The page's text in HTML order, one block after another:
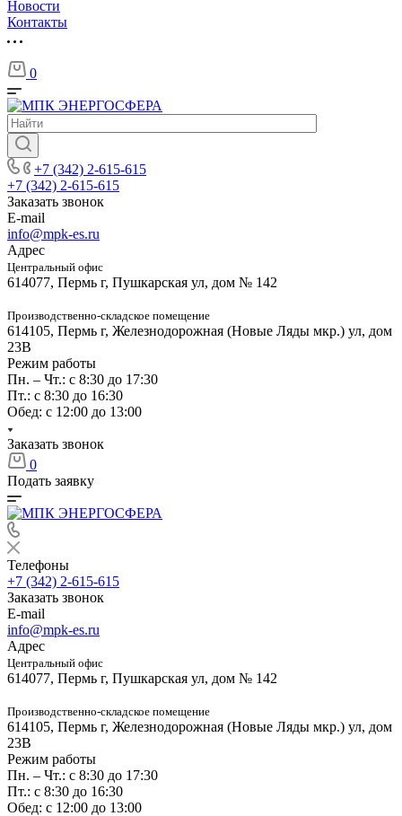
Новости
Контакты
0
+7 (342) 2-615-615
+7 (342) 2-615-615
Заказать звонок
E-mail
info@mpk-es.ru
Адрес
Центральный офис
614077, Пермь г, Пушкарская ул, дом № 142
Производственно-складское помещение
614105, Пермь г, Железнодорожная (Новые Ляды мкр.) ул, дом
23В
Режим работы
Пн. – Чт.: с 8:30 до 17:30
Пт.: с 8:30 до 16:30
Обед: с 12:00 до 13:00
Заказать звонок
0
Подать заявку
Телефоны
+7 (342) 2-615-615
Заказать звонок
E-mail
info@mpk-es.ru
Адрес
Центральный офис
614077, Пермь г, Пушкарская ул, дом № 142
Производственно-складское помещение
614105, Пермь г, Железнодорожная (Новые Ляды мкр.) ул, дом
23В
Режим работы
Пн. – Чт.: с 8:30 до 17:30
Пт.: с 8:30 до 16:30
Обед: с 12:00 до 13:00